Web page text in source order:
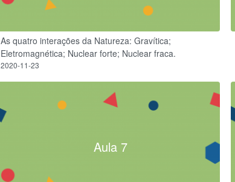
As quatro interações da Natureza: Gravítica;
Eletromagnética; Nuclear forte; Nuclear fraca.
2020-11-23
Aula 7